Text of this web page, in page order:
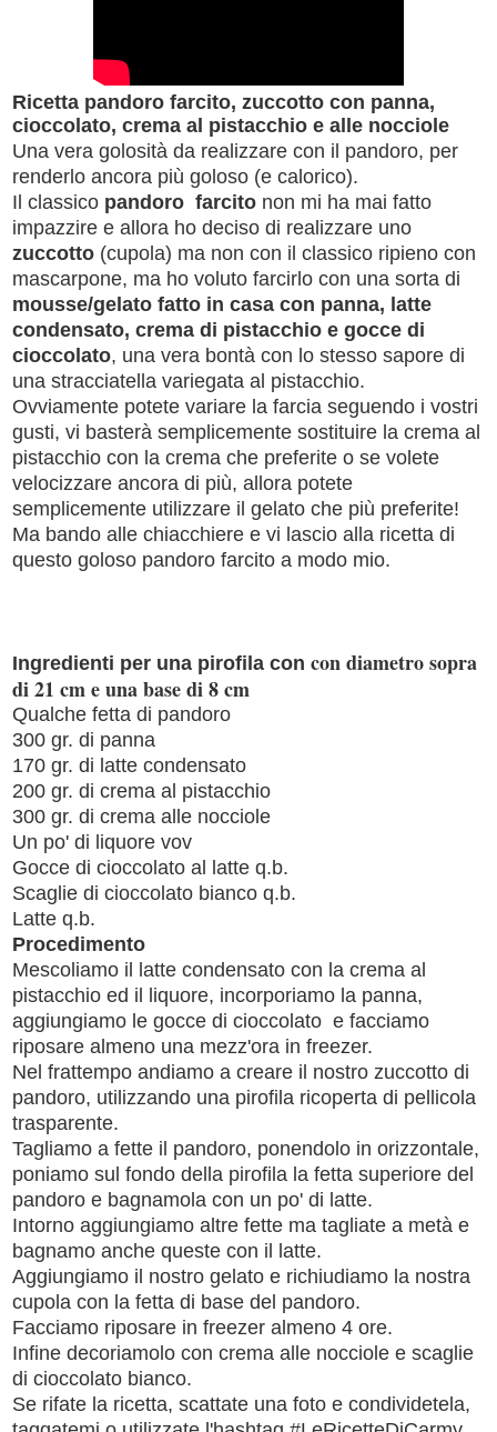
Ricetta pandoro farcito, zuccotto con panna,
cioccolato, crema al pistacchio e alle nocciole
Una vera golosità da realizzare con il pandoro, per
renderlo ancora più goloso (e calorico).
Il classico pandoro farcito non mi ha mai fatto
impazzire e allora ho deciso di realizzare uno
zuccotto (cupola) ma non con il classico ripieno con
mascarpone, ma ho voluto farcirlo con una sorta di
mousse/gelato fatto in casa con panna, latte
condensato, crema di pistacchio e gocce di
cioccolato, una vera bontà con lo stesso sapore di
una stracciatella variegata al pistacchio.
Ovviamente potete variare la farcia seguendo i vostri
gusti, vi basterà semplicemente sostituire la crema al
pistacchio con la crema che preferite o se volete
velocizzare ancora di più, allora potete
semplicemente utilizzare il gelato che più preferite!
Ma bando alle chiacchiere e vi lascio alla ricetta di
questo goloso pandoro farcito a modo mio.
Ingredienti per una pirofila con con diametro sopra
di 21 cm e una base di 8 cm
Qualche fetta di pandoro
300 gr. di panna
170 gr. di latte condensato
200 gr. di crema al pistacchio
300 gr. di crema alle nocciole
Un po' di liquore vov
Gocce di cioccolato al latte q.b.
Scaglie di cioccolato bianco q.b.
Latte q.b.
Procedimento
Mescoliamo il latte condensato con la crema al
pistacchio ed il liquore, incorporiamo la panna,
aggiungiamo le gocce di cioccolato e facciamo
riposare almeno una mezz'ora in freezer.
Nel frattempo andiamo a creare il nostro zuccotto di
pandoro, utilizzando una pirofila ricoperta di pellicola
trasparente.
Tagliamo a fette il pandoro, ponendolo in orizzontale,
poniamo sul fondo della pirofila la fetta superiore del
pandoro e bagnamola con un po' di latte.
Intorno aggiungiamo altre fette ma tagliate a metà e
bagnamo anche queste con il latte.
Aggiungiamo il nostro gelato e richiudiamo la nostra
cupola con la fetta di base del pandoro.
Facciamo riposare in freezer almeno 4 ore.
Infine decoriamolo con crema alle nocciole e scaglie
di cioccolato bianco.
Se rifate la ricetta, scattate una foto e condividetela,